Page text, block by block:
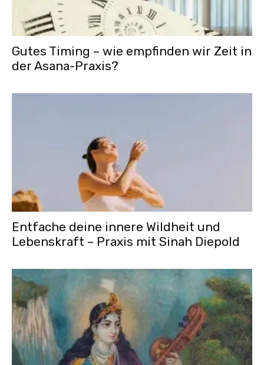
Gutes Timing – wie empfinden wir Zeit in
der Asana-Praxis?
Entfache deine innere Wildheit und
Lebenskraft – Praxis mit Sinah Diepold